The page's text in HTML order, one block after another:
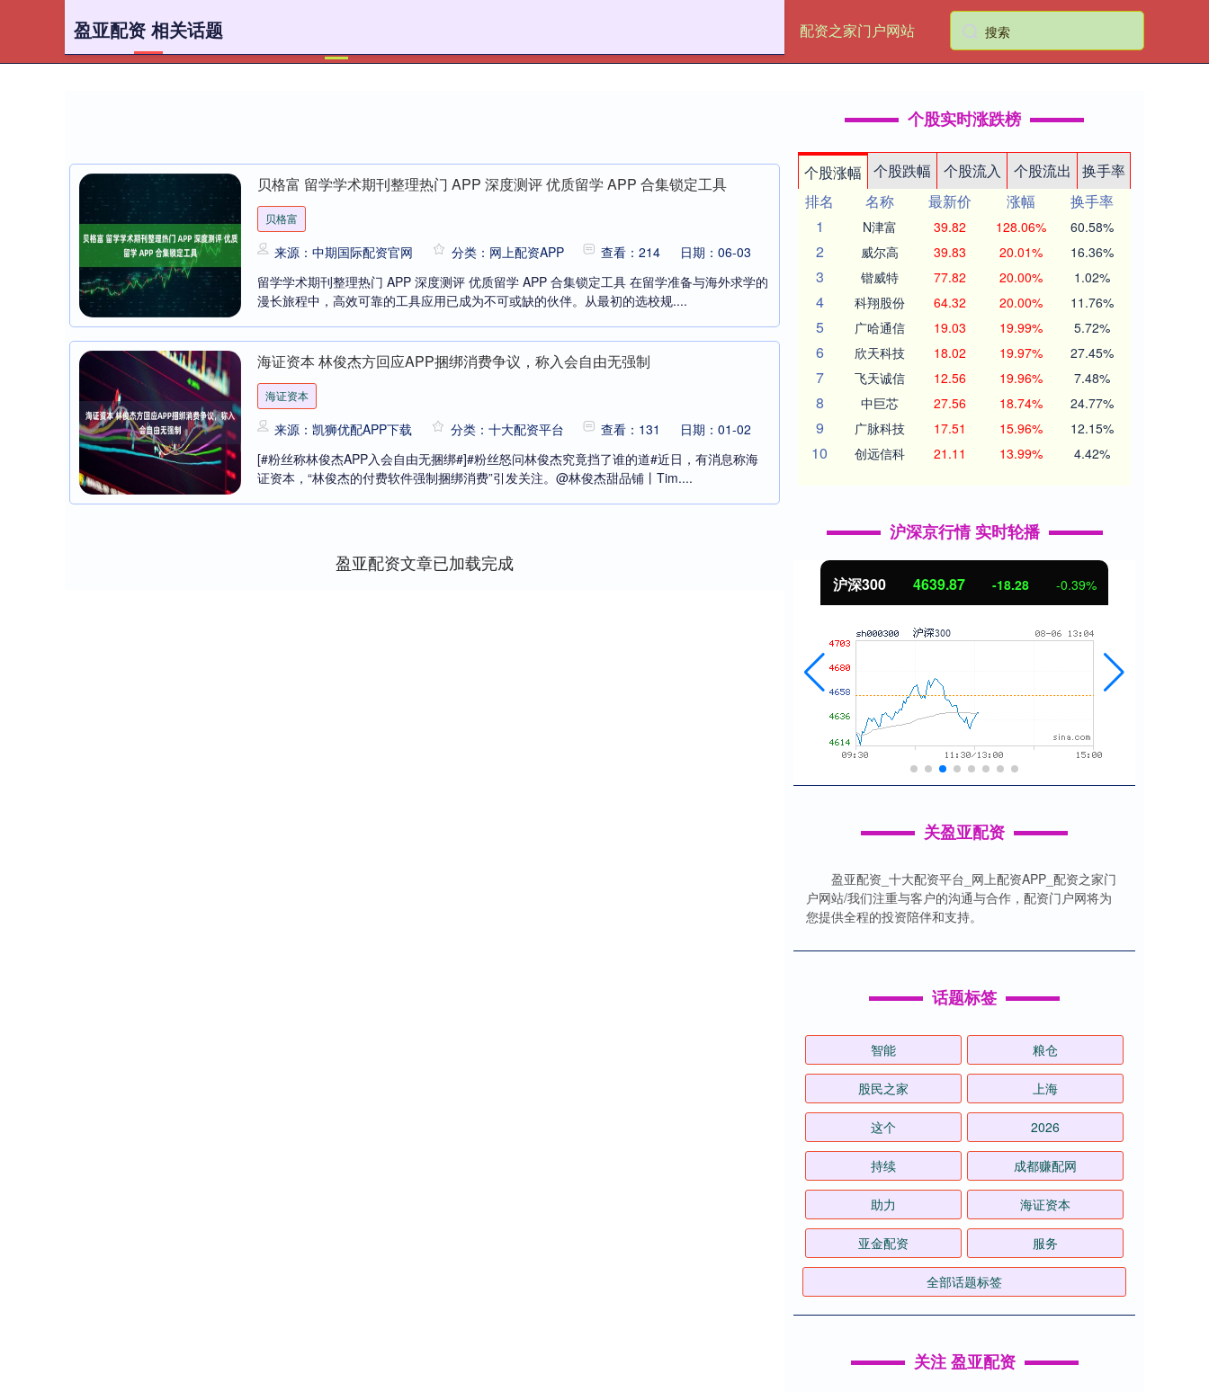
配资之家门户网站
盈亚配资 相关话题
贝格富 留学学术期刊整理热门 APP 深度测评 优质留学 APP 合集锁定工具
贝格富
来源：中期国际配资官网 分类：网上配资APP 查看：214
日期：06-03
留学学术期刊整理热门 APP 深度测评 优质留学 APP 合集锁定工具 在留学准备与海外求学的
漫长旅程中，高效可靠的工具应用已成为不可或缺的伙伴。从最初的选校规....
海证资本 林俊杰方回应APP捆绑消费争议，称入会自由无强制
海证资本
来源：凯狮优配APP下载 分类：十大配资平台 查看：131
日期：01-02
[#粉丝称林俊杰APP入会自由无捆绑#]#粉丝怒问林俊杰究竟挡了谁的道#近日，有消息称海
证资本，“林俊杰的付费软件强制捆绑消费”引发关注。@林俊杰甜品铺丨Tim....
盈亚配资文章已加载完成
个股实时涨跌榜
个股涨幅 个股跌幅 个股流入 个股流出
换手率
排名
名称 最新价 涨幅
换手率
1
N津富 39.82 128.06% 60.58%
2 威尔高 39.83 20.01% 16.36%
3 锴威特 77.82 20.00% 1.02%
4 科翔股份 64.32 20.00% 11.76%
5 广哈通信 19.03 19.99% 5.72%
6 欣天科技 18.02 19.97% 27.45%
7 飞天诚信 12.56 19.96% 7.48%
8 中巨芯 27.56 18.74% 24.77%
9 广脉科技 17.51 15.96% 12.15%
10 创远信科 21.11 13.99% 4.42%
沪深京行情 实时轮播
北证50 1116.51 -2.95 -0.26%
关盈亚配资
盈亚配资_十大配资平台_网上配资APP_配资之家门
户网站/我们注重与客户的沟通与合作，配资门户网将为
您提供全程的投资陪伴和支持。
话题标签
智能 粮仓
股民之家 上海
这个 2026
持续 成都赚配网
助力 海证资本
亚金配资 服务
全部话题标签
关注 盈亚配资